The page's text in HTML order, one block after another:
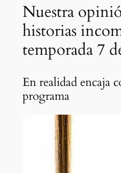
Nuestra
historias
temporada 7
En realidad encaja
programa